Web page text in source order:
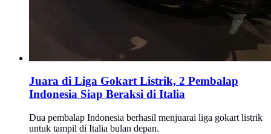
Juara di Liga Gokart Listrik, 2 Pembalap
Indonesia Siap Beraksi di Italia
Dua pembalap Indonesia berhasil menjuarai liga gokart listrik
untuk tampil di Italia bulan depan.